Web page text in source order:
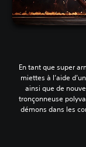
En tant que super
miettes à l’aide
ainsi que de
tronçonneuse
démons dans les